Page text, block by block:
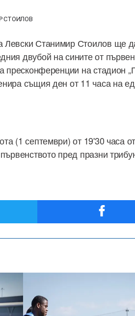
СТОИЛОВ
Левски Станимир Стоилов ще
двубой на сините от
пресконференции на стадион
същия ден от 11 часа на
(1 септември) от 19'30 часа
пред празни